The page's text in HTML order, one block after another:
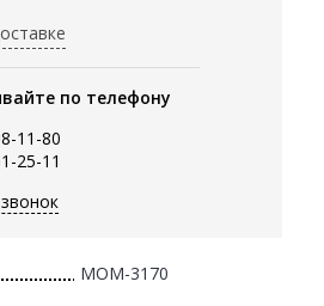
по телефону
11-80
25-11
MOM-3170